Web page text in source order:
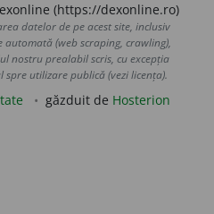
(https://dexonline.ro)
datelor de pe acest site, inclusiv
(web scraping, crawling),
nostru prealabil scris, cu excepția
utilizare publică (vezi licența).
găzduit de Hosterion